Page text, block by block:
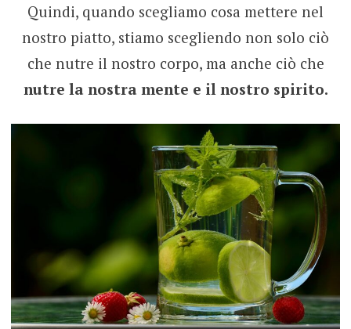
Quindi, quando scegliamo cosa mettere nel
nostro piatto, stiamo scegliendo non solo ciò
che nutre il nostro corpo, ma anche ciò che
nutre la nostra mente e il nostro spirito.